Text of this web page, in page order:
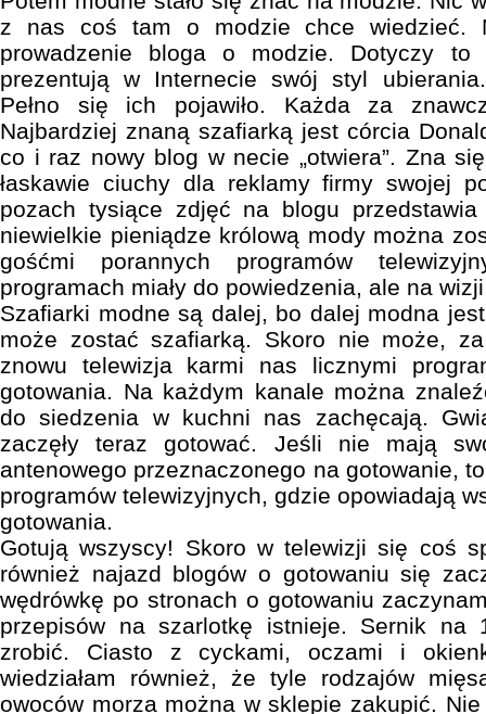
z nas coś tam o modzie chce wiedzieć.
prowadzenie bloga o modzie. Dotyczy to
prezentują w Internecie swój styl
Pełno się ich pojawiło. Każda za
Najbardziej znaną szafiarką jest córcia
co i raz nowy blog w necie „otwiera”. Zna
łaskawie ciuchy dla reklamy firmy swojej
pozach tysiące zdjęć na blogu
niewielkie pieniądze królową mody można
gośćmi porannych programów
programach miały do powiedzenia, ale na wizji
Szafiarki modne są dalej, bo dalej modna
może zostać szafiarką. Skoro nie może,
znowu telewizja karmi nas licznymi
gotowania. Na każdym kanale można
do siedzenia w kuchni nas zachęcają.
zaczęły teraz gotować. Jeśli nie mają
antenowego przeznaczonego na gotowanie,
programów telewizyjnych, gdzie opowiadają
gotowania.
Gotują wszyscy! Skoro w telewizji się coś
również najazd blogów o gotowaniu się
wędrówkę po stronach o gotowaniu
przepisów na szarlotkę istnieje. Sernik na
zrobić. Ciasto z cyckami, oczami i
wiedziałam również, że tyle rodzajów
owoców morza można w sklepie zakupić.